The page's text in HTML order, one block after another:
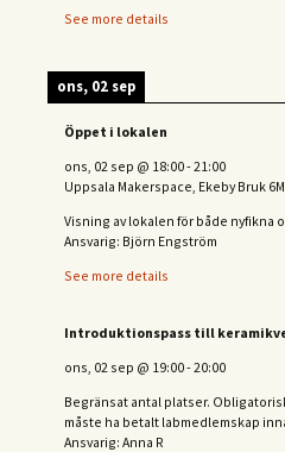
See more details
ons, 02 sep
Öppet i lokalen
ons, 02 sep @ 18:00-21:00
Uppsala Makerspace, Ekeby Bruk
Visning av lokalen för både nyfikna
Ansvarig: Björn Engström
See more details
Introduktionspass till
ons, 02 sep @ 19:00-20:00
Begränsat antal platser.
måste ha betalt labmedlemskap
Ansvarig: Anna R